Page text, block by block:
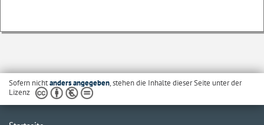
Sofern nichtanders angegeben, stehen die Inhalte dieser Seite unter der
Lizenz